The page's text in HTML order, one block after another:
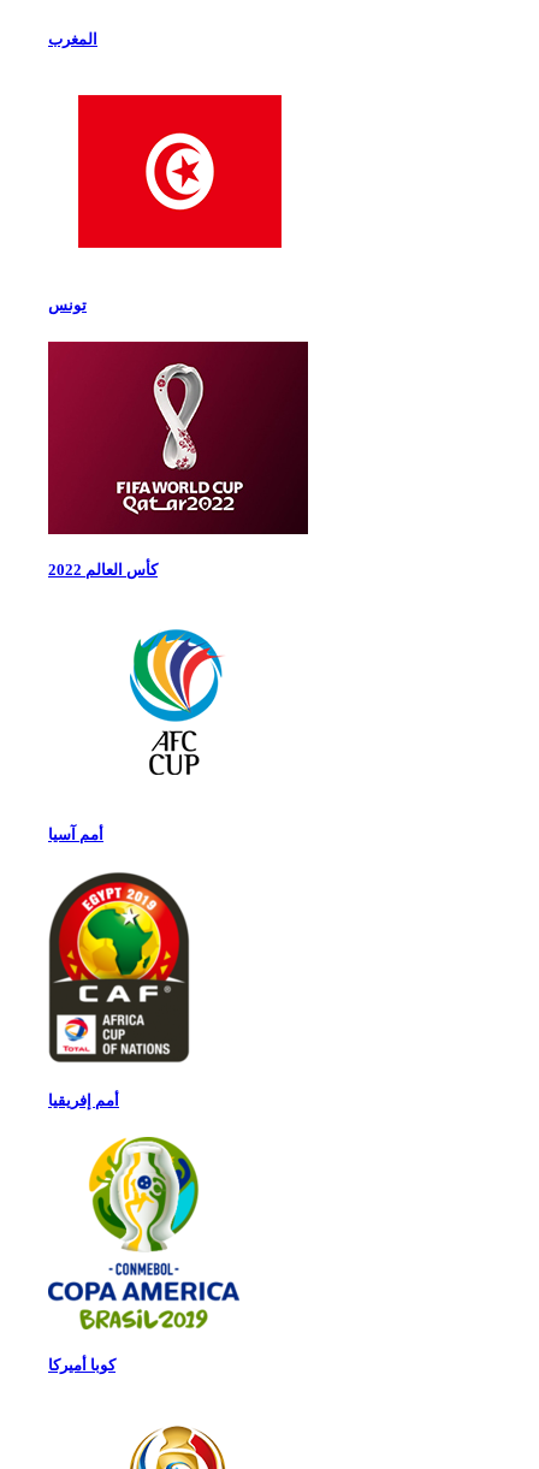
المغرب
تونس
كأس العالم 2022
أمم آسيا
أمم إفريقيا
كوبا أميركا